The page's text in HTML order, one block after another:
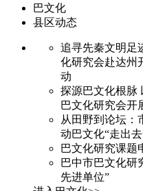
巴文化
县区动态
追寻先秦文明
化研究会赴达州
动
探源巴文化根
巴文化研究会开
从田野到论坛：
动巴文化“走出去
巴文化研究课题
巴中市巴文化研
先进单位”